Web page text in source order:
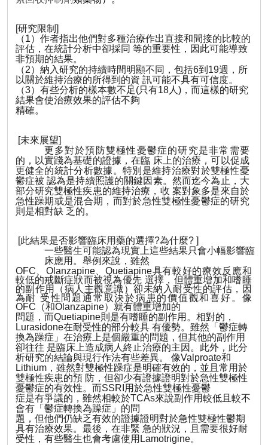
[研究限制 ]
（1）作者指出他們對多種治療作出直接和間接的比較的
評估，在統計分析中卻採同 等的重要性，因此可能導致
非預期的結果。
（2）納入研究的持續時間明顯不同，包括6到 19週，所
以關於維持治療的所得到的資 訊可能不具有可信度。
（3）有些分析的樣本數不足(只有18人 )，而這樣的研究
結果會使治療效果的評估不夠
精確。
[未來展望]
更多對於預防雙極性憂鬱症的研究是非常需要
的，以實踐為基礎的證據，在臨 床上的治療，可以促成
更健全的統計分析數據。特別是維持治療對於雙極性憂
鬱症被 認為是持續照護的關鍵因素。然而迄今為止，大
部分研究雙極性疾患的維持治療，收 案對象多是來自於
急性躁期或是混合期，而對於急性雙極性憂鬱症的研究
則是相對缺 乏的。
[此結果是否影響臨床用藥的選擇?為什麼? ]
一些醫生可能認為現實上這些結果只會小幅影響臨
床應用。舉例來說 ，雖然
OFC
Olanzapine、Quetiapine具有較好的療效反應和
較低的戒斷症狀而被視為優先 選擇，但體重增加和嗜睡
的副作用（病人主觀意識）卻未納入耐受性的評估，因
為耐 受性問題通常取決於病患的價值觀和喜好。像
OFC （和Olanzapine）就有體重增加的
問題，而Quetiapine則是有嗜睡的副作用。相對的，
Lurasidone在耐受性的部分較具 有優勢。雖然「鬱症轉
換為躁症」在治療上是個嚴重的問題，但其他的副作用
卻往往 是臨床上造成病人終止治療的主因。此外，此分
析研究的結論與現行作法有些差異。 像Valproate和
Lithium，雖然對雙極性躁症是明確有效的，並且常用於
雙極性疾患的預 防，但卻少有證據證明對於急性雙極性
憂鬱症的有效性。而SSRI 用於急性雙極性憂鬱
症是有爭議的，雖然相較於TCAs來說副作用較低且較不
會有「鬱症轉換為躁症」的問
題，但他們仍缺乏有效的證據證明對於急性雙極性鬱期
具有治療效果。最後，在非緊 急的狀況，且需要很好耐
受性，有些醫生也會考慮使用 Lamotrigine。